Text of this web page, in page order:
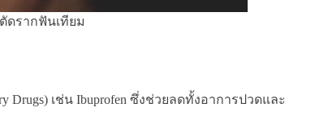
ดรากฟันเทียม
เช่น Ibuprofen ซึ่งช่วยลดทั้งอาการปวดและ